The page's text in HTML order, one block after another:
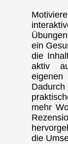
ein
die
aktiv
mehr
die